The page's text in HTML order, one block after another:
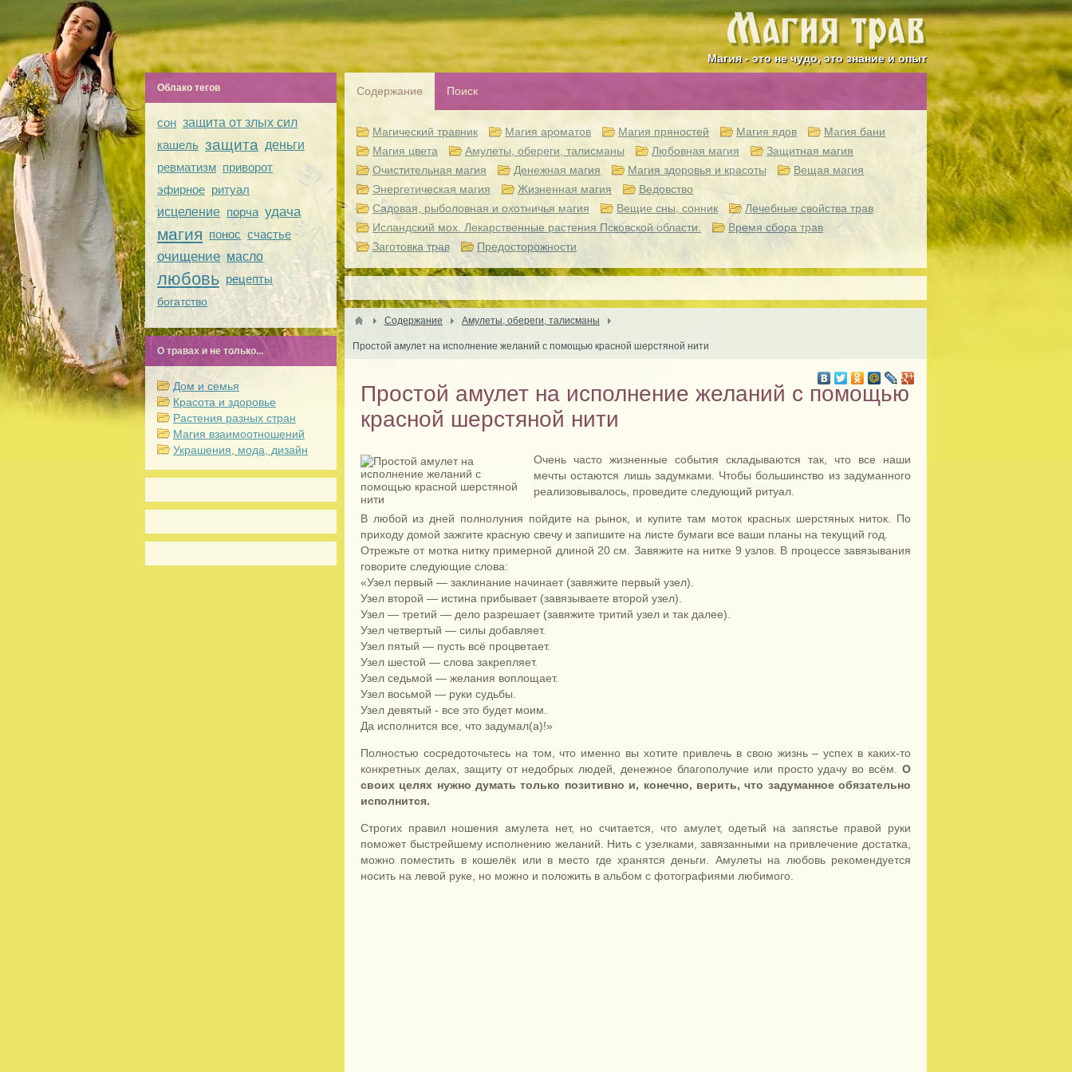
Магия - это не чудо, это знание и опыт
Содержание Поиск
Магический травник Магия ароматов Магия пряностей Магия ядов
Магия бани
Магия цвета
Амулеты, обереги, талисманы Любовная магия
Защитная магия
Очистительная магия
Денежная магия Магия здоровья и красоты
Вещая магия
Энергетическая магия
Жизненная магия
Ведовство
Садовая, рыболовная и охотничья магия
Вещие сны, сонник
Лечебные свойства трав
Исландский мох. Лекарственные растения Псковской области.
Время сбора трав
Заготовка трав
Предосторожности
Содержание Амулеты, обереги, талисманы
Простой амулет на исполнение желаний с помощью красной шерстяной нити
Простой амулет на исполнение желаний с помощью
красной шерстяной нити
Очень часто жизненные события складываются так, что все наши
мечты остаются лишь задумками. Чтобы большинство из задуманного
реализовывалось, проведите следующий ритуал.
В любой из дней полнолуния пойдите на рынок, и купите там моток красных шерстяных ниток. По
приходу домой зажгите красную свечу и запишите на листе бумаги все ваши планы на текущий год.
Отрежьте от мотка нитку примерной длиной 20 см. Завяжите на нитке 9 узлов. В процессе завязывания
говорите следующие слова:
«Узел первый — заклинание начинает (завяжите первый узел).
Узел второй — истина прибывает (завязываете второй узел).
Узел — третий — дело разрешает (завяжите тритий узел и так далее).
Узел четвертый — силы добавляет.
Узел пятый — пусть всё процветает.
Узел шестой — слова закрепляет.
Узел седьмой — желания воплощает.
Узел восьмой — руки судьбы.
Узел девятый - все это будет моим.
Да исполнится все, что задумал(а)!»
Полностью сосредоточьтесь на том, что именно вы хотите привлечь в свою жизнь – успех в каких-то
конкретных делах, защиту от недобрых людей, денежное благополучие или просто удачу во всём. О
своих целях нужно думать только позитивно и, конечно, верить, что задуманное обязательно
исполнится.
Строгих правил ношения амулета нет, но считается, что амулет, одетый на запястье правой руки
поможет быстрейшему исполнению желаний. Нить с узелками, завязанными на привлечение достатка,
можно поместить в кошелёк или в место где хранятся деньги. Амулеты на любовь рекомендуется
носить на левой руке, но можно и положить в альбом с фотографиями любимого.
Облако тегов
сон защита от злых сил
кашель защита деньги
ревматизм приворот
эфирное ритуал
исцеление порча удача
магия понос счастье
очищение масло
любовь рецепты
богатство
О травах и не только...
Дом и семья
Красота и здоровье
Растения разных стран
Магия взаимоотношений
Украшения, мода, дизайн